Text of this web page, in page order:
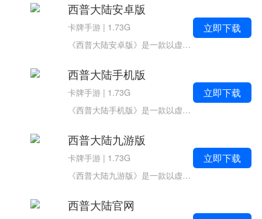
西普大陆安卓版
卡牌手游 | 1.73G
《西普大陆安卓版》是一款以虚幻国度为题材的角色扮演类游戏。开发商：四三九九网络股份有限公司，APP备案信息：闽B2-20040099-48A原班人马精心打造，诚邀各位在这片奇幻大陆上，化身勇敢的小西普，与性格各异的精灵伙伴一同展开...
立即下载
西普大陆手机版
卡牌手游 | 1.73G
《西普大陆手机版》是一款以虚幻国度为题材的角色扮演类游戏。开发商：四三九九网络股份有限公司，APP备案信息：闽B2-20040099-48A原班人马精心打造，诚邀各位在这片奇幻大陆上，化身勇敢的小西普，与性格各异的精灵伙伴一同展开...
立即下载
西普大陆九游版
卡牌手游 | 1.73G
《西普大陆九游版》是一款以虚幻国度为题材的角色扮演类游戏。开发商：四三九九网络股份有限公司，APP备案信息：闽B2-20040099-48A原班人马精心打造，诚邀各位在这片奇幻大陆上，化身勇敢的小西普，与性格各异的精灵伙伴一同展开...
立即下载
西普大陆官网